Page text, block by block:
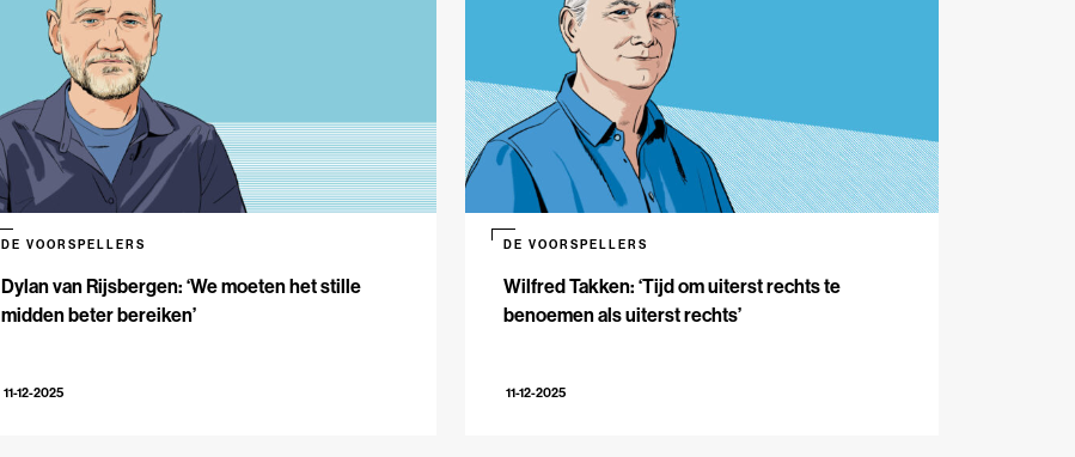
Dylan van Rijsbergen: ‘We moeten het stille
midden beter bereiken’
DE VOORSPELLERS
11-12-2025
Wilfred Takken: ‘Tijd om uiterst rechts te
benoemen als uiterst rechts’
DE VOORSPELLERS
11-12-2025